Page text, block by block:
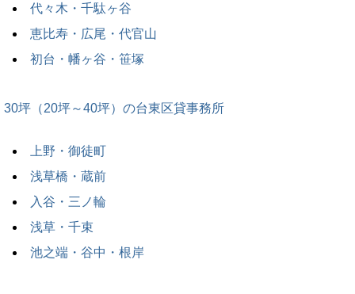
代々木・千駄ヶ谷
恵比寿・広尾・代官山
初台・幡ヶ谷・笹塚
30坪（20坪～40坪）の台東区貸事務所
上野・御徒町
浅草橋・蔵前
入谷・三ノ輪
浅草・千束
池之端・谷中・根岸